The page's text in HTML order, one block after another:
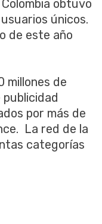
obtuvo
únicos.
de este año
millones de
por más de
La red de la
categorías